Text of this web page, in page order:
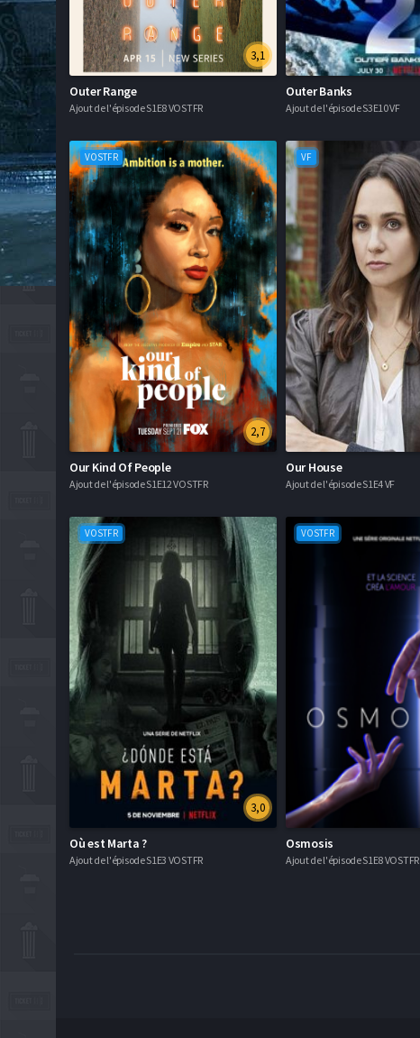
3,1
Outer Range
Ajout de l'épisode S1E8 VOSTFR
Outer Banks
Ajout de l'épisode S3E10 VF
VOSTFR
2,7
Our Kind Of People
Ajout de l'épisode S1E12 VOSTFR
VF
Our House
Ajout de l'épisode S1E4 VF
VOSTFR
3,0
Où est Marta ?
Ajout de l'épisode S1E3 VOSTFR
VOSTFR
Osmosis
Ajout de l'épisode S1E8 VOSTFR